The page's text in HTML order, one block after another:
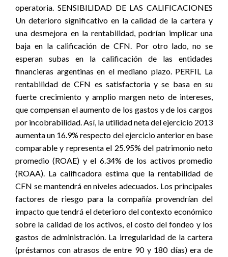
operatoria. SENSIBILIDAD DE LAS CALIFICACIONES
Un deterioro significativo en la calidad de la cartera y
una desmejora en la rentabilidad, podrían implicar una
baja en la calificación de CFN. Por otro lado, no se
esperan subas en la calificación de las entidades
financieras argentinas en el mediano plazo. PERFIL La
rentabilidad de CFN es satisfactoria y se basa en su
fuerte crecimiento y amplio margen neto de intereses,
que compensan el aumento de los gastos y de los cargos
por incobrabilidad. Así, la utilidad neta del ejercicio 2013
aumenta un 16.9% respecto del ejercicio anterior en base
comparable y representa el 25.95% del patrimonio neto
promedio (ROAE) y el 6.34% de los activos promedio
(ROAA). La calificadora estima que la rentabilidad de
CFN se mantendrá en niveles adecuados. Los principales
factores de riesgo para la compañía provendrían del
impacto que tendrá el deterioro del contexto económico
sobre la calidad de los activos, el costo del fondeo y los
gastos de administración. La irregularidad de la cartera
(préstamos con atrasos de entre 90 y 180 días) era de